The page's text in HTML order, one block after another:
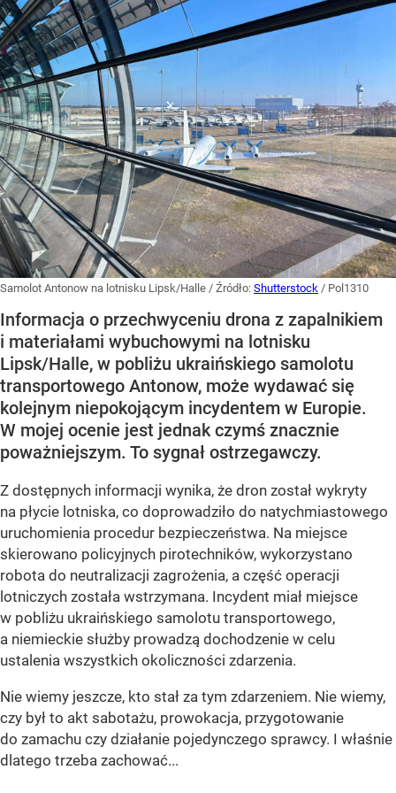
Samolot Antonow na lotnisku Lipsk/Halle / Źródło: Shutterstock / Pol1310
Informacja o przechwyceniu drona z zapalnikiem
i materiałami wybuchowymi na lotnisku
Lipsk/Halle, w pobliżu ukraińskiego samolotu
transportowego Antonow, może wydawać się
kolejnym niepokojącym incydentem w Europie.
W mojej ocenie jest jednak czymś znacznie
poważniejszym. To sygnał ostrzegawczy.
Z dostępnych informacji wynika, że dron został wykryty
na płycie lotniska, co doprowadziło do natychmiastowego
uruchomienia procedur bezpieczeństwa. Na miejsce
skierowano policyjnych pirotechników, wykorzystano
robota do neutralizacji zagrożenia, a część operacji
lotniczych została wstrzymana. Incydent miał miejsce
w pobliżu ukraińskiego samolotu transportowego,
a niemieckie służby prowadzą dochodzenie w celu
ustalenia wszystkich okoliczności zdarzenia.
Nie wiemy jeszcze, kto stał za tym zdarzeniem. Nie wiemy,
czy był to akt sabotażu, prowokacja, przygotowanie
do zamachu czy działanie pojedynczego sprawcy. I właśnie
dlatego trzeba zachować...